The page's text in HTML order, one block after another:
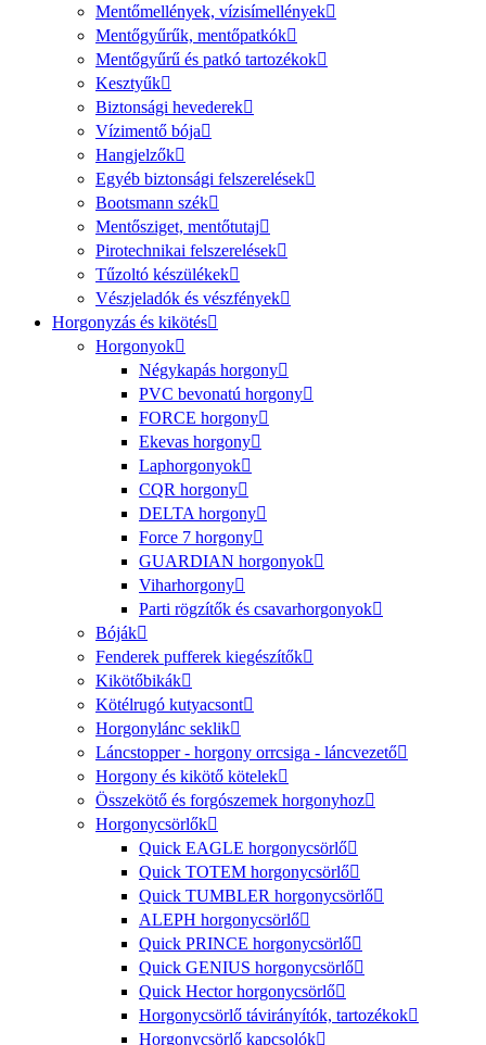
Mentőmellények, vízisímellények
Mentőgyűrűk, mentőpatkók
Mentőgyűrű és patkó tartozékok
Kesztyűk
Biztonsági hevederek
Vízimentő bója
Hangjelzők
Egyéb biztonsági felszerelések
Bootsmann szék
Mentősziget, mentőtutaj
Pirotechnikai felszerelések
Tűzoltó készülékek
Vészjeladók és vészfények
Horgonyzás és kikötés
Horgonyok
Négykapás horgony
PVC bevonatú horgony
FORCE horgony
Ekevas horgony
Laphorgonyok
CQR horgony
DELTA horgony
Force 7 horgony
GUARDIAN horgonyok
Viharhorgony
Parti rögzítők és csavarhorgonyok
Bóják
Fenderek pufferek kiegészítők
Kikötőbikák
Kötélrugó kutyacsont
Horgonylánc seklik
Láncstopper - horgony orrcsiga - láncvezető
Horgony és kikötő kötelek
Összekötő és forgószemek horgonyhoz
Horgonycsörlők
Quick EAGLE horgonycsörlő
Quick TOTEM horgonycsörlő
Quick TUMBLER horgonycsörlő
ALEPH horgonycsörlő
Quick PRINCE horgonycsörlő
Quick GENIUS horgonycsörlő
Quick Hector horgonycsörlő
Horgonycsörlő távirányítók, tartozékok
Horgonycsörlő kapcsolók